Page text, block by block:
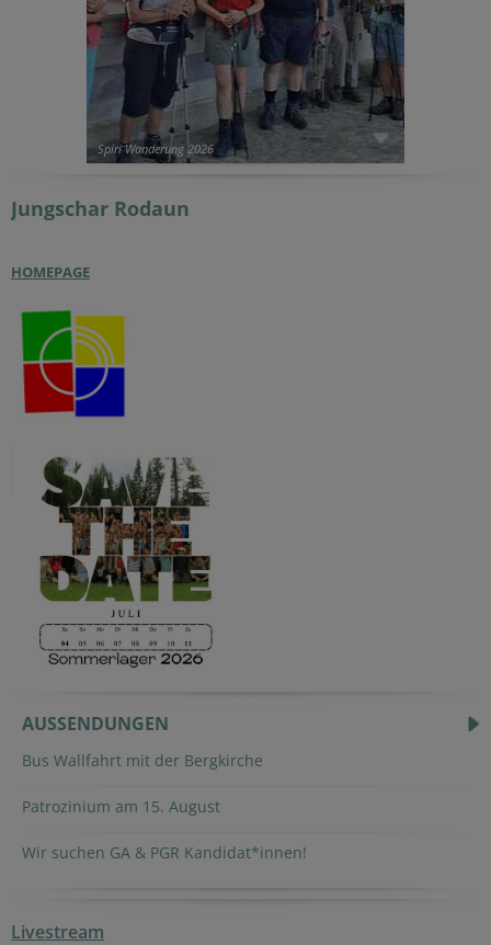
Spiri Wanderung 2026
Jungschar Rodaun
HOMEPAGE
AUSSENDUNGEN
Bus Wallfahrt mit der Bergkirche
Patrozinium am 15. August
Wir suchen GA & PGR Kandidat*innen!
Livestream